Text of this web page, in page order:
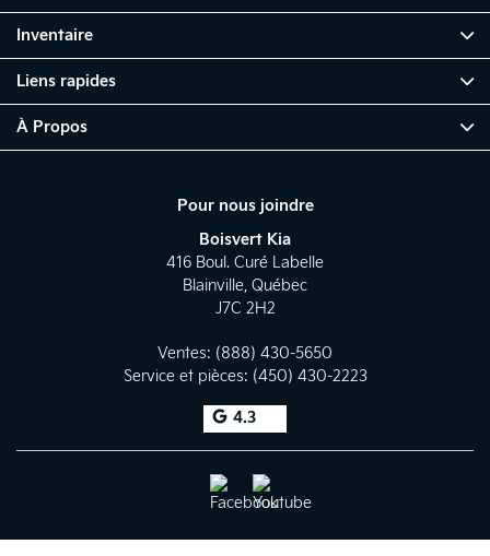
Pour nous joindre
Boisvert Kia
416 Boul. Curé Labelle
Blainville, Québec
J7C 2H2
Ventes: (888) 430-5650
Service et pièces: (450) 430-2223
4.3
Inventaire
Liens rapides
À Propos